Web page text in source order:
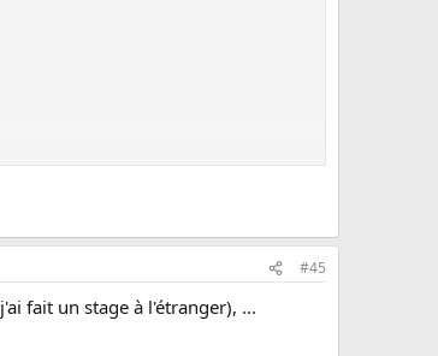
#45
fait un stage à l'étranger), ...